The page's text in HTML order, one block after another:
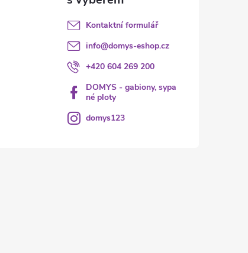
Kontaktní formulář
info@domys-eshop.cz
+420 604 269 200
DOMYS - gabiony, sypa
né ploty
domys123